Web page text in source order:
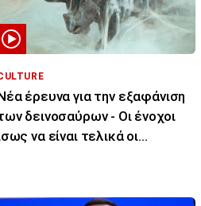
έρευνα για την εξαφάνιση
δεινοσαύρων - Οι ένοχοι
να είναι τελικά οι